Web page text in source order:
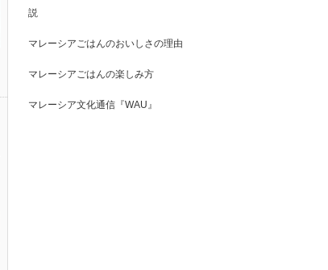
説
マレーシアごはんのおいしさの理由
マレーシアごはんの楽しみ方
マレーシア文化通信『WAU』